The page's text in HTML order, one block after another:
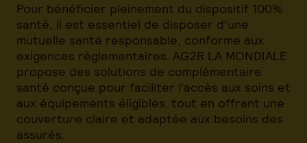
Pour bénéficier pleinement du dispositif 100%
santé, il est essentiel de disposer d’une
mutuelle santé responsable, conforme aux
exigences règlementaires. AG2R LA MONDIALE
propose des solutions de complémentaire
santé conçue pour faciliter l’accès aux soins et
aux équipements éligibles, tout en offrant une
couverture claire et adaptée aux besoins des
assurés.